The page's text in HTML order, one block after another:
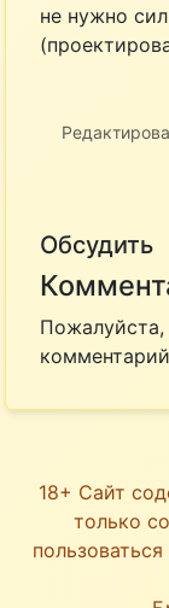
не нужно
Обсудить
Пожалуйста,
18+ Сайт
только